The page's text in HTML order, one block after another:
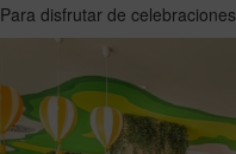
Para disfrutar de celebraciones